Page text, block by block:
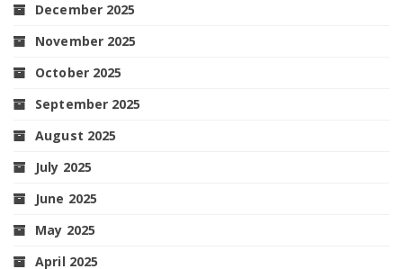
December 2025
November 2025
October 2025
September 2025
August 2025
July 2025
June 2025
May 2025
April 2025